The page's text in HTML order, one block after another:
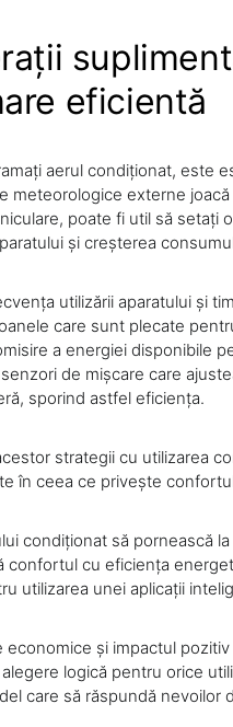
eficientă
aerul condiționat, este
meteorologice externe
poate fi util să setați
și creșterea
utilizării aparatului și
care sunt plecate
a energiei disponibile
de mișcare care
sporind astfel eficiența.
strategii cu utilizarea
în ceea ce privește
condiționat să pornească
confortul cu eficiența
utilizarea unei aplicații
economice și impactul
logică pentru orice
care să răspundă nevoilor